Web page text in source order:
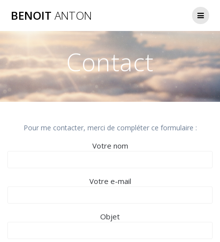
BENOIT ANTON
Contact
Pour me contacter, merci de compléter ce formulaire :
Votre nom
Votre e-mail
Objet